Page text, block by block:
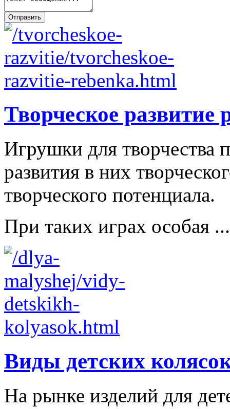
Творческое развитие
Игрушки для творчества
развития в них
творческого потенциала.
При таких играх особая ...
Виды детских
На рынке изделий для